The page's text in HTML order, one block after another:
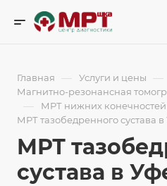
Главная — Услуги и цены —
Магнитно-резонансная
— МРТ нижних конечностей
МРТ тазобедренного сустава
МРТ
сустава в